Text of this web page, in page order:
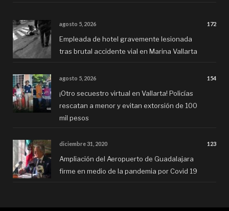
agosto 5, 2026 172
Empleada de hotel gravemente lesionada
tras brutal accidente vial en Marina Vallarta
agosto 5, 2026 154
¡Otro secuestro virtual en Vallarta! Policías
rescatan a menor y evitan extorsión de 100
mil pesos
diciembre 31, 2020 123
Ampliación del Aeropuerto de Guadalajara
firme en medio de la pandemia por Covid 19